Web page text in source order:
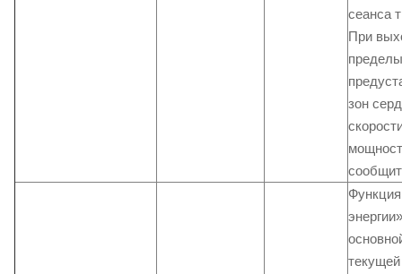
сеанса
При
пределы
зон
текущей